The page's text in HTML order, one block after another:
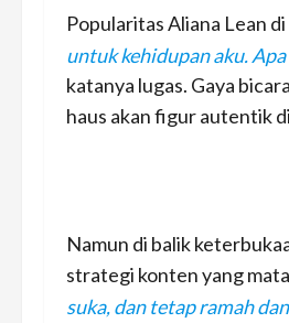
Popularitas Aliana Lean
untuk kehidupan aku.
katanya lugas. Gaya
haus akan figur autentik
Namun di balik
strategi konten yang
suka, dan tetap ramah